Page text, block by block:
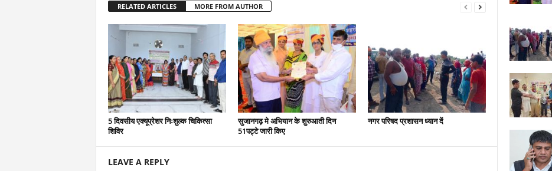
RELATED ARTICLES MORE FROM AUTHOR
5 दिवसीय एक्यूप्रेशर निःशुल्क चिकित्सा
शिविर
सुजानगढ़ मे अभियान के शुरुआती दिन
51पट्टे जारी किए
नगर परिषद प्रशासन ध्यान दें
LEAVE A REPLY